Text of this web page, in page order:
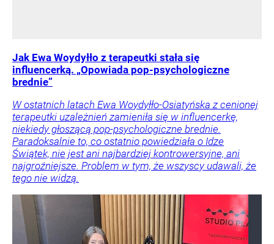
Jak Ewa Woydyłło z terapeutki stała się
influencerką. „Opowiada pop-psychologiczne
brednie”
W ostatnich latach Ewa Woydyłło-Osiatyńska z cenionej
terapeutki uzależnień zamieniła się w influencerkę,
niekiedy głoszącą pop-psychologiczne brednie.
Paradoksalnie to, co ostatnio powiedziała o Idze
Świątek, nie jest ani najbardziej kontrowersyjne, ani
najgroźniejsze. Problem w tym, że wszyscy udawali, że
tego nie widzą.